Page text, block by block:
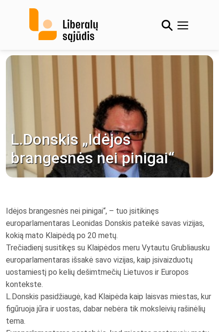
L.Donskis „Idėjos
brangesnės nei pinigai“
Idėjos brangesnės nei pinigai“, – tuo įsitikinęs
europarlamentaras Leonidas Donskis pateikė savas vizijas,
kokią mato Klaipėdą po 20 metų.
Trečiadienį susitikęs su Klaipėdos meru Vytautu Grubliausku
europarlamentaras išsakė savo vizijas, kaip įsivaizduotų
uostamiestį po kelių dešimtmečių Lietuvos ir Europos
kontekste.
L.Donskis pasidžiaugė, kad Klaipėda kaip laisvas miestas, kur
figūruoja jūra ir uostas, dabar nebėra tik moksleivių rašinėlių
tema.